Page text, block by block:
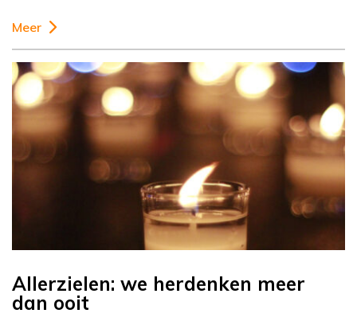
Meer
Allerzielen: we herdenken meer
dan ooit